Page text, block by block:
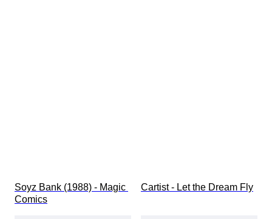
Soyz Bank (1988) - Magic
Comics
Cartist - Let the Dream Fly